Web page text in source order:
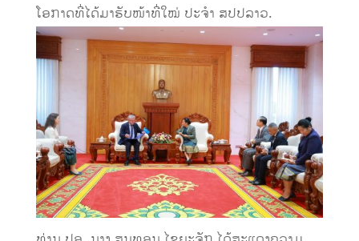
ໂອກາດທີ່ໄດ້ມາຮັບໜ້າທີ່ໃໝ່ ປະຈຳ ສປປລາວ.